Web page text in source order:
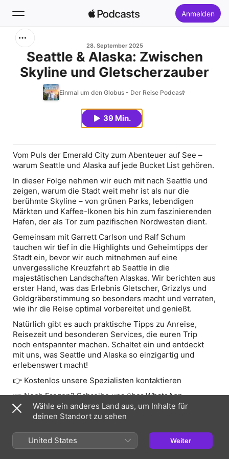
Anmelden
Startseite
28. September 2025
Seattle & Alaska: Zwischen
Skyline und Gletscherzauber
Einmal um den Globus - Der Reise Podcast
39 Min.
Vom Puls der Emerald City zum Abenteuer auf See –
warum Seattle und Alaska auf jede Bucket List gehören.
In dieser Folge nehmen wir euch mit nach Seattle und
zeigen, warum die Stadt weit mehr ist als nur die
berühmte Skyline – von grünen Parks, lebendigen
Märkten und Kaffee-Ikonen bis hin zum faszinierenden
Hafen, der als Tor zum pazifischen Nordwesten dient.
Gemeinsam mit Garrett Carlson und Ralf Schum
tauchen wir tief in die Highlights und Geheimtipps der
Stadt ein, bevor wir euch mitnehmen auf eine
unvergessliche Kreuzfahrt ab Seattle in die
majestätischen Landschaften Alaskas. Wir berichten aus
erster Hand, was das Erlebnis Gletscher, Grizzlys und
Goldgräberstimmung so besonders macht und verraten,
wie ihr die Reise optimal vorbereitet und genießt.
Natürlich gibt es auch praktische Tipps zu Anreise,
Reisezeit und besonderen Services, die euren Trip
noch entspannter machen. Schaltet ein und entdeckt
mit uns, was Seattle und Alaska so einzigartig und
erlebenswert macht!
👉 Noch Fragen? Schreibe uns über WhatsApp
👉 Hier findest du alle weiteren Links
Webseite der Episode
Wähle ein anderes Land aus, um Inhalte für
deinen Standort zu sehen
United States Weiter